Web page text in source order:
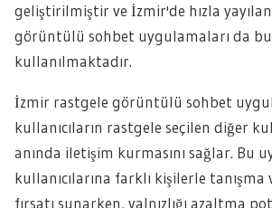
geliştirilmiştir ve İzmir'de hızla
görüntülü sohbet uygulamaları da
kullanılmaktadır.
İzmir rastgele görüntülü sohbet
kullanıcıların rastgele seçilen diğer
anında iletişim kurmasını sağlar. Bu
kullanıcılarına farklı kişilerle
fırsatı sunarken, yalnızlığı azaltma